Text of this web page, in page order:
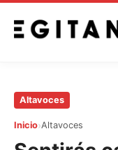
SaltarAltavoces
Inicio›Altavoces